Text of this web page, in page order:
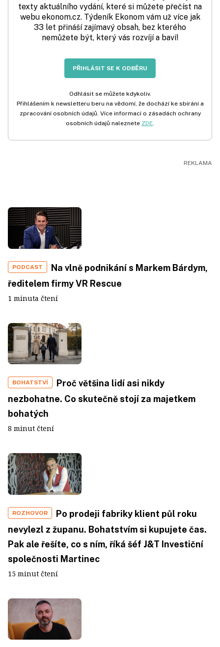
texty aktuálního vydání, které si můžete přečíst na
webu ekonom.cz. Týdeník Ekonom vám už více jak
33 let přináší zajímavý obsah, bez kterého
nemůžete být, který vás rozvíjí a baví!
PŘIHLÁSIT SE K ODBĚRU
Odhlásit se můžete kdykoliv.
Přihlášením k newsletteru beru na vědomí, že dochází ke sbírání a
zpracování osobních údajů. Více informací o zásadách ochrany
osobních údajů naleznete ZDE.
PODCAST
Na vlně podnikání s Markem Bárdym,
ředitelem firmy VR Rescue
1 minuta čtení
BOHATSTVÍ
Proč většina lidí asi nikdy
nezbohatne. Co skutečně stojí za majetkem
bohatých
8 minut čtení
ROZHOVOR
Po prodeji fabriky klient půl roku
nevylezl z županu. Bohatstvím si kupujete čas.
Pak ale řešíte, co s ním, říká šéf J&T Investiční
společnosti Martinec
15 minut čtení